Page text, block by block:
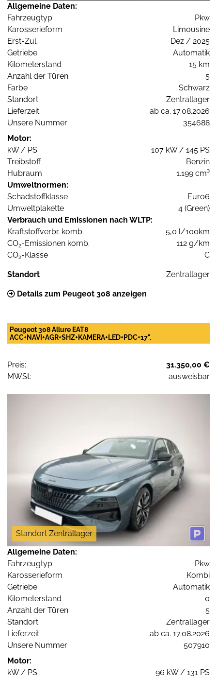
Allgemeine Daten:
Fahrzeugtyp
Pkw
Karosserieform
Limousine
Erst-Zul.
Dez / 2025
Getriebe
Automatik
Kilometerstand
15 km
Anzahl der Türen
5
Farbe
Schwarz
Standort
Zentrallager
Lieferzeit
ab ca. 17.08.2026
Unsere Nummer
354688
Motor:
kW / PS
107 kW / 145 PS
Treibstoff
Benzin
Hubraum
1.199 cm³
Umweltnormen:
Schadstoffklasse
Euro6
Umweltplakette
4 (Green)
Verbrauch und Emissionen nach WLTP:
Kraftstoffverbr. komb.
5,0 l/100km
CO2-Emissionen komb.
112 g/km
CO2-Klasse C
Standort Zentrallager
Details zum Peugeot 308 anzeigen
Peugeot 308 Allure EAT8
ACC+NAVI+AGR+SHZ+KAMERA+LED+PDC+17".
Preis:
31.350,00 €
MWSt:
ausweisbar
Standort Zentrallager
Allgemeine Daten:
Fahrzeugtyp
Pkw
Karosserieform
Kombi
Getriebe
Automatik
Kilometerstand
0
Anzahl der Türen
5
Standort
Zentrallager
Lieferzeit
ab ca. 17.08.2026
Unsere Nummer
507910
Motor:
kW / PS
96 kW / 131 PS